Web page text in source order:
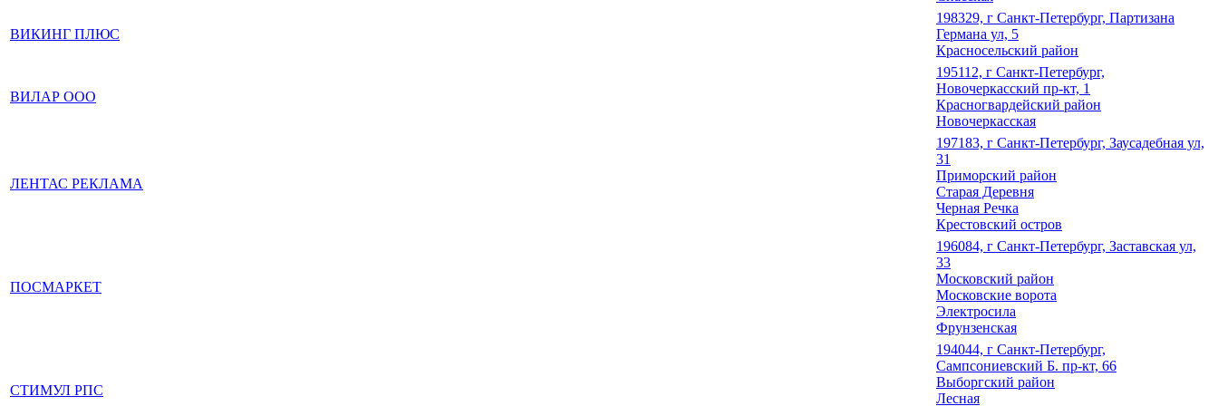
ВИКИНГ ПЛЮС
198329, г Санкт-Петербург, Партизана
Германа ул, 5
Красносельский район
ВИЛАР ООО
195112, г Санкт-Петербург,
Новочеркасский пр-кт, 1
Красногвардейский район
Новочеркасская
ЛЕНТАС РЕКЛАМА
197183, г Санкт-Петербург, Заусадебная ул,
31
Приморский район
Старая Деревня
Черная Речка
Крестовский остров
ПОСМАРКЕТ
196084, г Санкт-Петербург, Заставская ул,
33
Московский район
Московские ворота
Электросила
Фрунзенская
СТИМУЛ РПС
194044, г Санкт-Петербург,
Сампсониевский Б. пр-кт, 66
Выборгский район
Лесная